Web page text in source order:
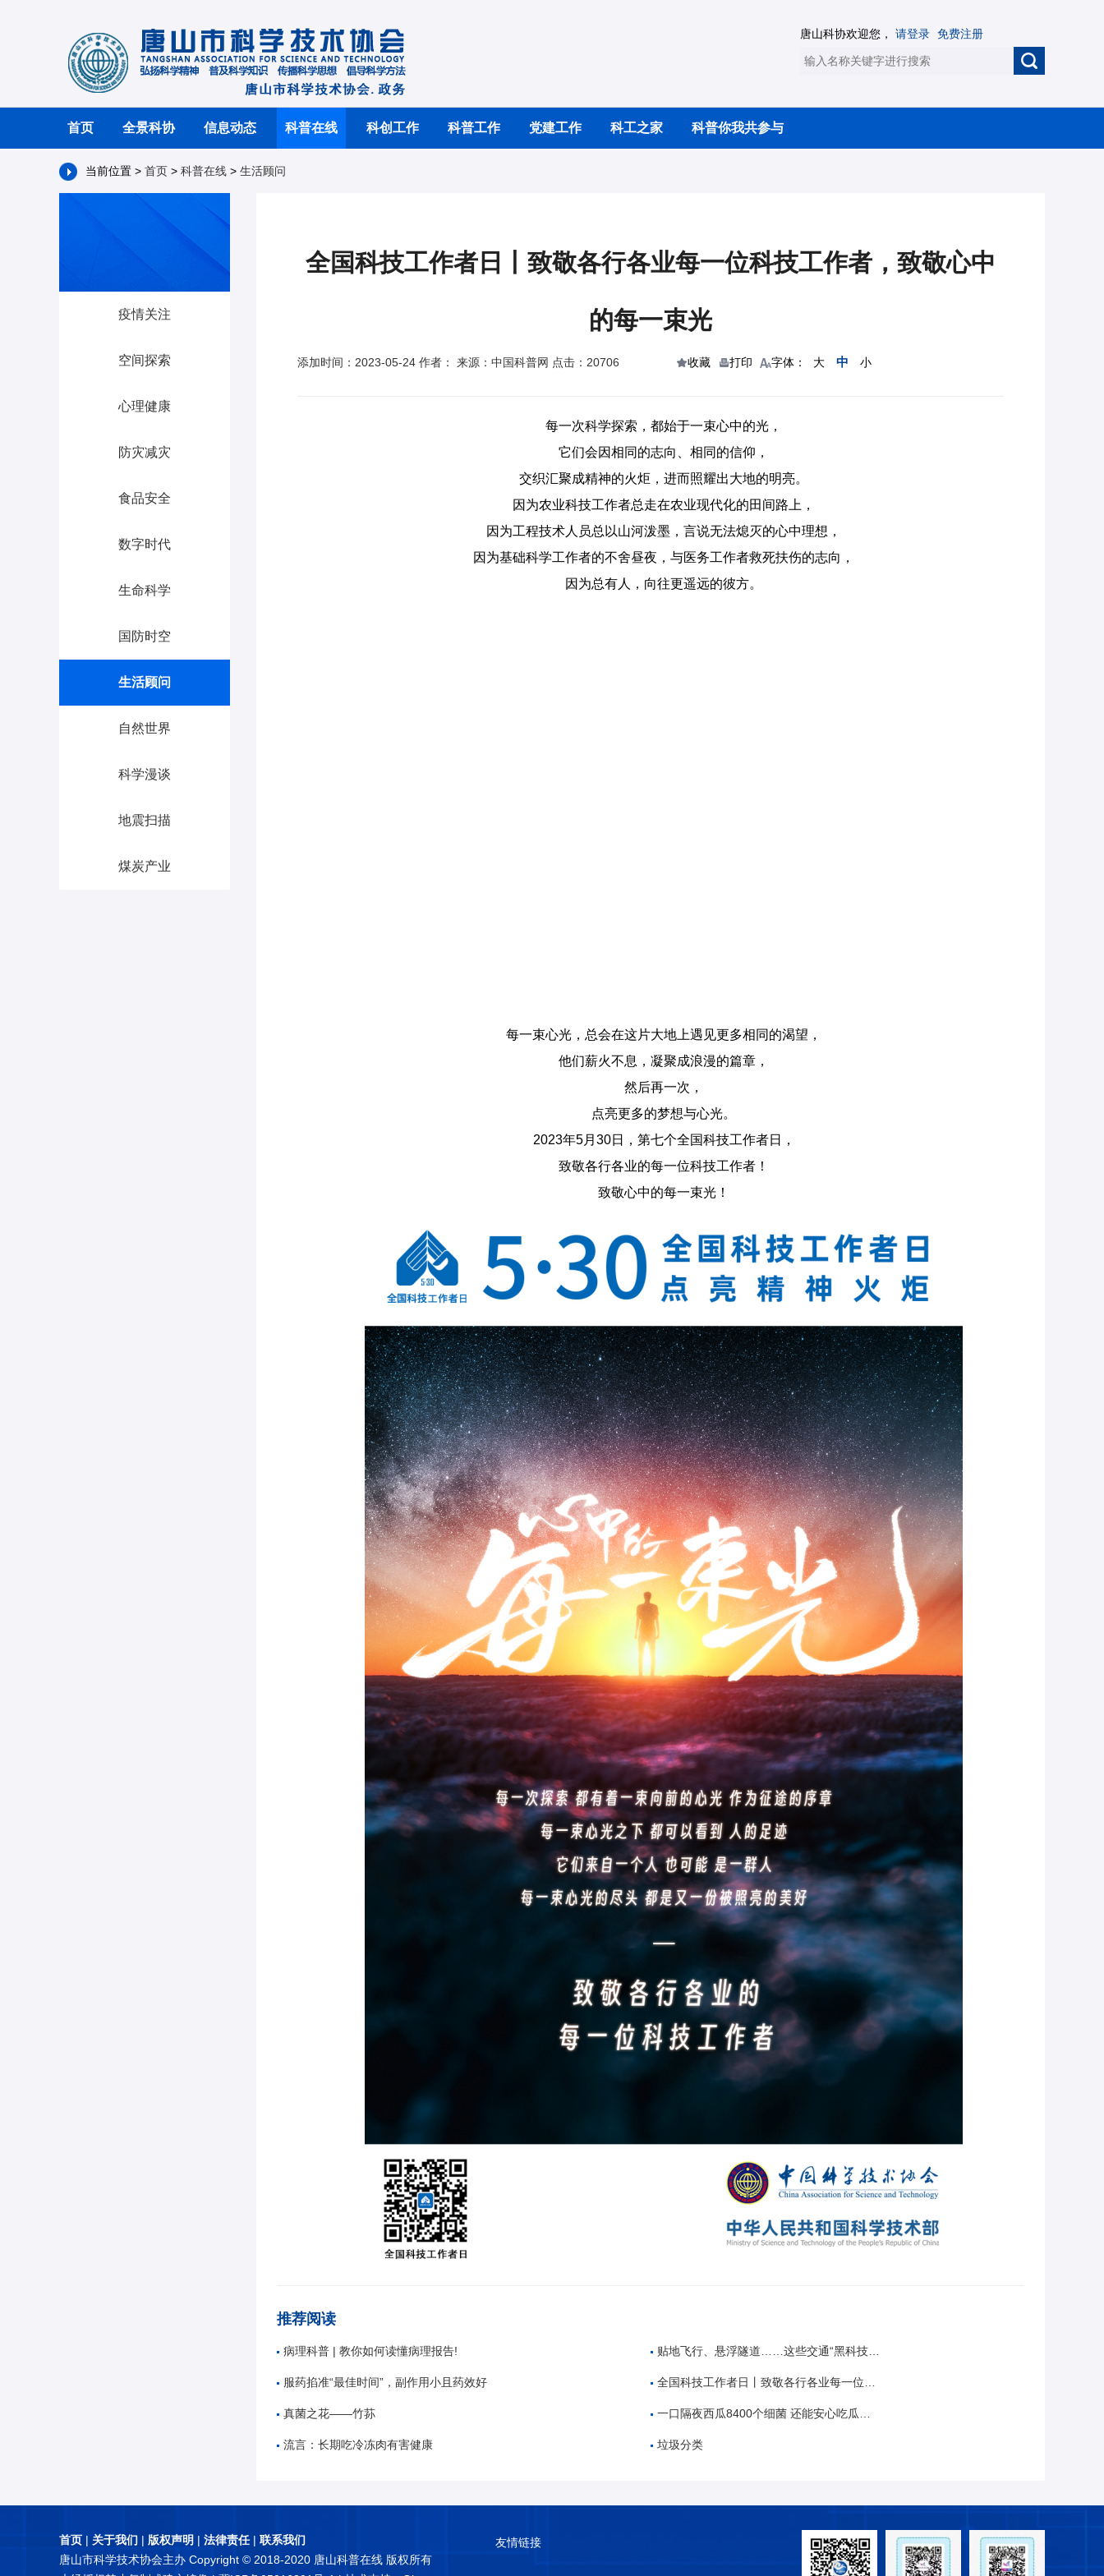
唐山科协欢迎您， 请登录 免费注册
首页 全景科协 信息动态 科普在线 科创工作 科普工作 党建工作 科工之家 科普你我共参与
当前位置 > 首页 > 科普在线 > 生活顾问
疫情关注
空间探索
心理健康
防灾减灾
食品安全
数字时代
生命科学
国防时空
生活顾问
自然世界
科学漫谈
地震扫描
煤炭产业
全国科技工作者日丨致敬各行各业每一位科技工作者，致敬心中
的每一束光
添加时间：2023-05-24 作者： 来源：中国科普网 点击：20706 收藏 打印 字体： 大 中 小
每一次科学探索，都始于一束心中的光，
它们会因相同的志向、相同的信仰，
交织汇聚成精神的火炬，进而照耀出大地的明亮。
因为农业科技工作者总走在农业现代化的田间路上，
因为工程技术人员总以山河泼墨，言说无法熄灭的心中理想，
因为基础科学工作者的不舍昼夜，与医务工作者救死扶伤的志向，
因为总有人，向往更遥远的彼方。
每一束心光，总会在这片大地上遇见更多相同的渴望，
他们薪火不息，凝聚成浪漫的篇章，
然后再一次，
点亮更多的梦想与心光。
2023年5月30日，第七个全国科技工作者日，
致敬各行各业的每一位科技工作者！
致敬心中的每一束光！
推荐阅读
病理科普 | 教你如何读懂病理报告! 贴地飞行、悬浮隧道……这些交通“黑科技”正走近你我
服药掐准“最佳时间”，副作用小且药效好 全国科技工作者日丨致敬各行各业每一位科技工作者，致敬心中的每一束光
真菌之花——竹荪 一口隔夜西瓜8400个细菌 还能安心吃瓜吗？
流言：长期吃冷冻肉有害健康 垃圾分类
首页 | 关于我们 | 版权声明 | 法律责任| 联系我们
唐山市科学技术协会主办 Copyright © 2018-2020 唐山科普在线 版权所有
友情链接